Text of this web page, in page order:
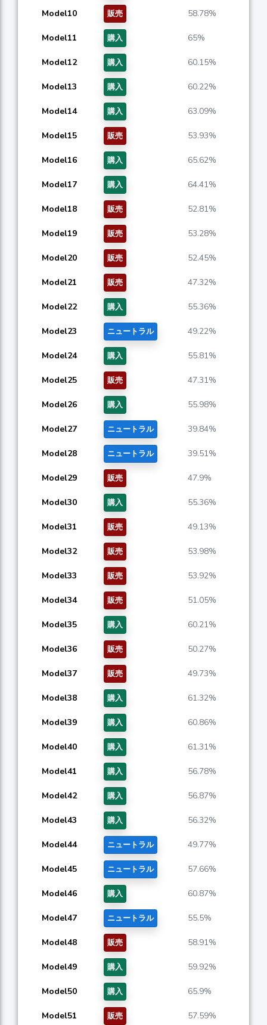
Model10 販売 58.78%
Model11 購入 65%
Model12 購入 60.15%
Model13 購入 60.22%
Model14 購入 63.09%
Model15 販売 53.93%
Model16 購入 65.62%
Model17 購入 64.41%
Model18 販売 52.81%
Model19 販売 53.28%
Model20 販売 52.45%
Model21 販売 47.32%
Model22 購入 55.36%
Model23 ニュートラル 49.22%
Model24 購入 55.81%
Model25 販売 47.31%
Model26 購入 55.98%
Model27 ニュートラル 39.84%
Model28 ニュートラル 39.51%
Model29 販売 47.9%
Model30 購入 55.36%
Model31 販売 49.13%
Model32 販売 53.98%
Model33 販売 53.92%
Model34 販売 51.05%
Model35 購入 60.21%
Model36 販売 50.27%
Model37 販売 49.73%
Model38 購入 61.32%
Model39 購入 60.86%
Model40 購入 61.31%
Model41 購入 56.78%
Model42 購入 56.87%
Model43 購入 56.32%
Model44 ニュートラル 49.77%
Model45 ニュートラル 57.66%
Model46 購入 60.87%
Model47 ニュートラル 55.5%
Model48 販売 58.91%
Model49 購入 59.92%
Model50 購入 65.9%
Model51 販売 57.59%